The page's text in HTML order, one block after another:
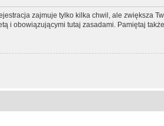
zajmuje tylko kilka chwil, ale zwiększa
i obowiązującymi tutaj zasadami. Pamiętaj